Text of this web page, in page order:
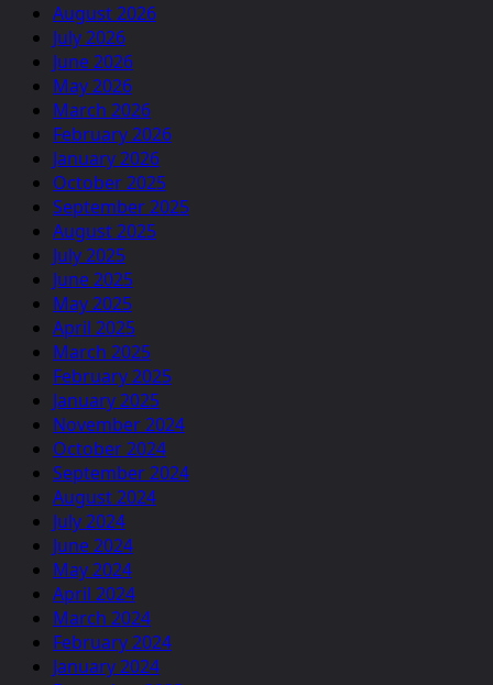
August 2026
July 2026
June 2026
May 2026
March 2026
February 2026
January 2026
October 2025
September 2025
August 2025
July 2025
June 2025
May 2025
April 2025
March 2025
February 2025
January 2025
November 2024
October 2024
September 2024
August 2024
July 2024
June 2024
May 2024
April 2024
March 2024
February 2024
January 2024